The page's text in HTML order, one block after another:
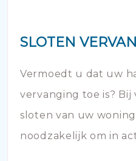
SLOTEN
Vermoedt u dat uw
vervanging toe is?
sloten van uw
noodzakelijk om in